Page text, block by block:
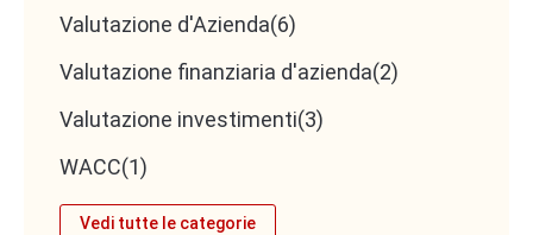
Valutazione d'Azienda(6)
Valutazione finanziaria d'azienda(2)
Valutazione investimenti(3)
WACC(1)
Vedi tutte le categorie